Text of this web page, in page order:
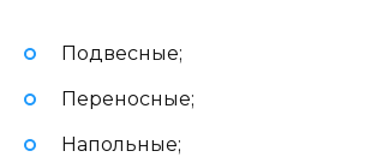
Подвесные;
Переносные;
Напольные;